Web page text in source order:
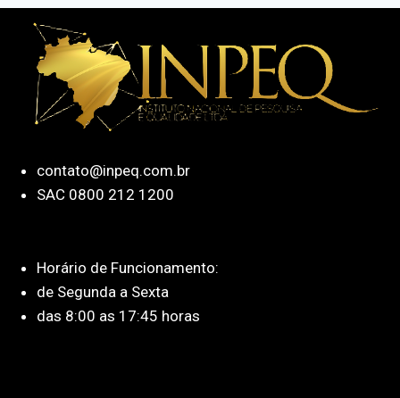
contato@inpeq.com.br
SAC 0800 212 1200
Horário de Funcionamento:
de Segunda a Sexta
das 8:00 as 17:45 horas